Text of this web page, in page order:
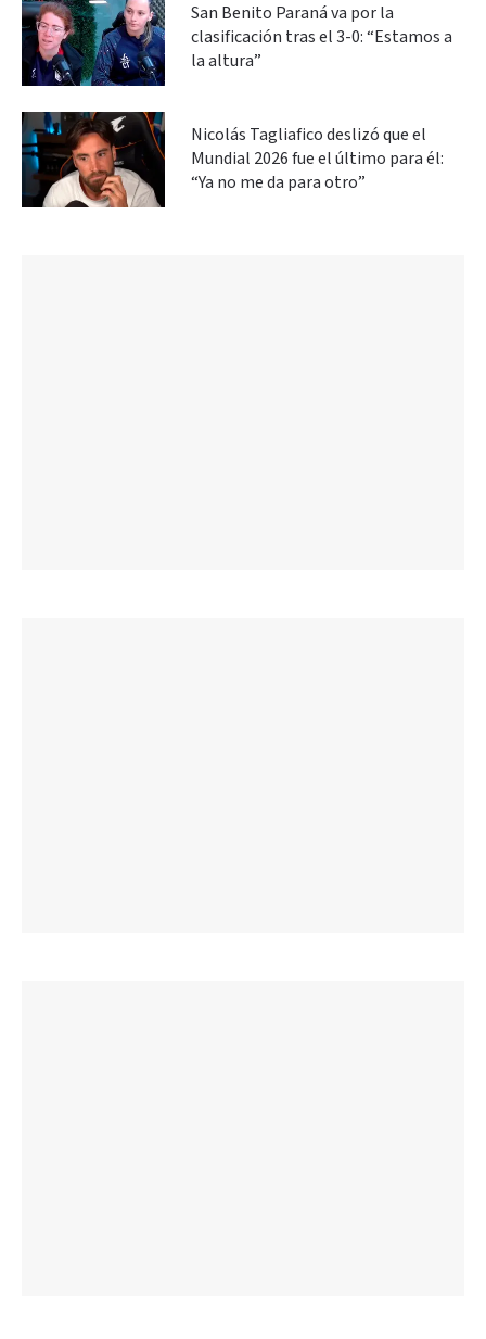
San Benito Paraná va por la
clasificación tras el 3-0: “Estamos a
la altura”
Nicolás Tagliafico deslizó que el
Mundial 2026 fue el último para él:
“Ya no me da para otro”